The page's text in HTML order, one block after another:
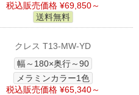
税込販売価格 ¥69,850～
送料無料
クレス T13-MW-YD
幅～180×奥行～90
メラミンカラー1色
税込販売価格 ¥65,340～